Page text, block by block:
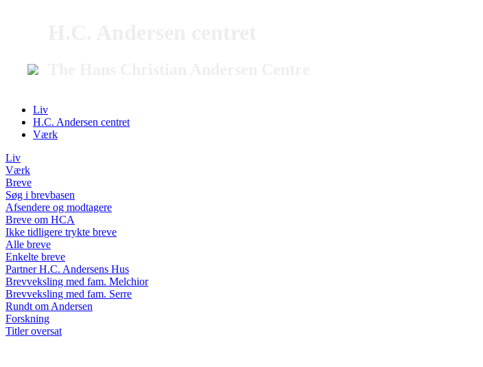
Liv
H.C. Andersen centret
Værk
Liv
Værk
Breve
Søg i brevbasen
Afsendere og modtagere
Breve om HCA
Ikke tidligere trykte breve
Alle breve
Enkelte breve
Partner H.C. Andersens Hus
Brevveksling med fam. Melchior
Brevveksling med fam. Serre
Rundt om Andersen
Forskning
Titler oversat